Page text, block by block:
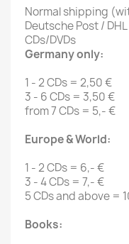
Normal shipping
Deutsche Post /
CDs/DVDs
Germany only:
1 - 2 CDs = 2,50 €
3 - 6 CDs = 3,50 €
from 7 CDs = 5,- €
Europe & World:
1 - 2 CDs = 6,- €
3 - 4 CDs = 7,- €
5 CDs and above =
Books: